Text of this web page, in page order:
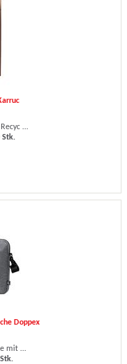
...
Stk.
Doppex
mit ...